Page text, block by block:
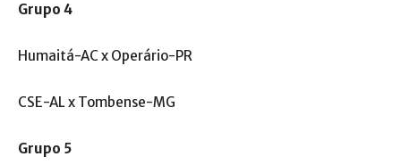
Grupo 4
Humaitá-AC x Operário-PR
CSE-AL x Tombense-MG
Grupo 5